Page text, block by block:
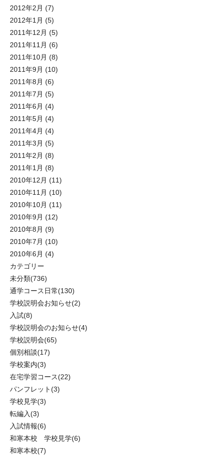
2012年2月 (7)
2012年1月 (5)
2011年12月 (5)
2011年11月 (6)
2011年10月 (8)
2011年9月 (10)
2011年8月 (6)
2011年7月 (5)
2011年6月 (4)
2011年5月 (4)
2011年4月 (4)
2011年3月 (5)
2011年2月 (8)
2011年1月 (8)
2010年12月 (11)
2010年11月 (10)
2010年10月 (11)
2010年9月 (12)
2010年8月 (9)
2010年7月 (10)
2010年6月 (4)
カテゴリー
未分類(736)
通学コース日常(130)
学校説明会お知らせ(2)
入試(8)
学校説明会のお知らせ(4)
学校説明会(65)
個別相談(17)
学校案内(3)
在宅学習コース(22)
パンフレット(3)
学校見学(3)
転編入(3)
入試情報(6)
和寒本校 学校見学(6)
和寒本校(7)